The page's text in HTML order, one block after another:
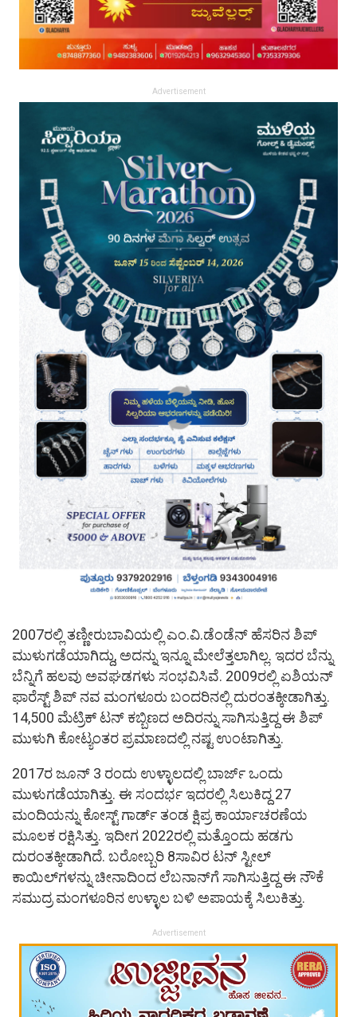
Advertisement
2007ರಲ್ಲಿ ತಣ್ಣೀರುಬಾವಿಯಲ್ಲಿ ಎಂ.ವಿ.ಡೆಂಡೆನ್ ಹೆಸರಿನ ಶಿಪ್
ಮುಳುಗಡೆಯಾಗಿದ್ದು, ಅದನ್ನು ಇನ್ನೂ ಮೇಲೆತ್ತಲಾಗಿಲ್ಲ. ಇದರ ಬೆನ್ನು
ಬೆನ್ನಿಗೆ ಹಲವು ಅವಘಡಗಳು ಸಂಭವಿಸಿವೆ. 2009ರಲ್ಲಿ ಏಶಿಯನ್
ಫಾರೆಸ್ಟ್ ಶಿಪ್ ನವ ಮಂಗಳೂರು ಬಂದರಿನಲ್ಲಿ ದುರಂತಕ್ಕೀಡಾಗಿತ್ತು.
14,500 ಮೆಟ್ರಿಕ್ ಟನ್ ಕಬ್ಬಿಣದ ಅದಿರನ್ನು ಸಾಗಿಸುತ್ತಿದ್ದ ಈ ಶಿಪ್
ಮುಳುಗಿ ಕೋಟ್ಯಂತರ ಪ್ರಮಾಣದಲ್ಲಿ ನಷ್ಟ ಉಂಟಾಗಿತ್ತು.
2017ರ ಜೂನ್ 3 ರಂದು ಉಳ್ಳಾಲದಲ್ಲಿ ಬಾರ್ಜ್ ಒಂದು
ಮುಳುಗಡೆಯಾಗಿತ್ತು. ಈ ಸಂದರ್ಭ ಇದರಲ್ಲಿ ಸಿಲುಕಿದ್ದ 27
ಮಂದಿಯನ್ನು ಕೋಸ್ಟ್ ಗಾರ್ಡ್ ತಂಡ ಕ್ಷಿಪ್ರ ಕಾರ್ಯಾಚರಣೆಯ
ಮೂಲಕ ರಕ್ಷಿಸಿತ್ತು. ಇದೀಗ 2022ರಲ್ಲಿ ಮತ್ತೊಂದು ಹಡಗು
ದುರಂತಕ್ಕೀಡಾಗಿದೆ. ಬರೋಬ್ಬರಿ 8ಸಾವಿರ ಟನ್ ಸ್ಟೀಲ್
ಕಾಯಿಲ್‌ಗಳನ್ನು ಚೀನಾದಿಂದ ಲೆಬನಾನ್‌ಗೆ ಸಾಗಿಸುತ್ತಿದ್ದ ಈ ನೌಕೆ
ಸಮುದ್ರ ಮಂಗಳೂರಿನ ಉಳ್ಳಾಲ ಬಳಿ ಅಪಾಯಕ್ಕೆ ಸಿಲುಕಿತ್ತು.
Advertisement